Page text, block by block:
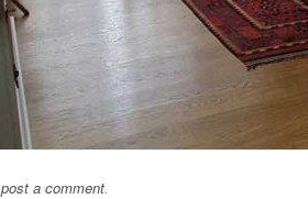
post a comment.